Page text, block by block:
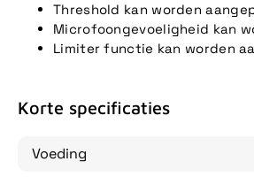
Threshold kan worden
Microfoongevoeligheid kan
Limiter functie kan worden
Korte specificaties
Voeding